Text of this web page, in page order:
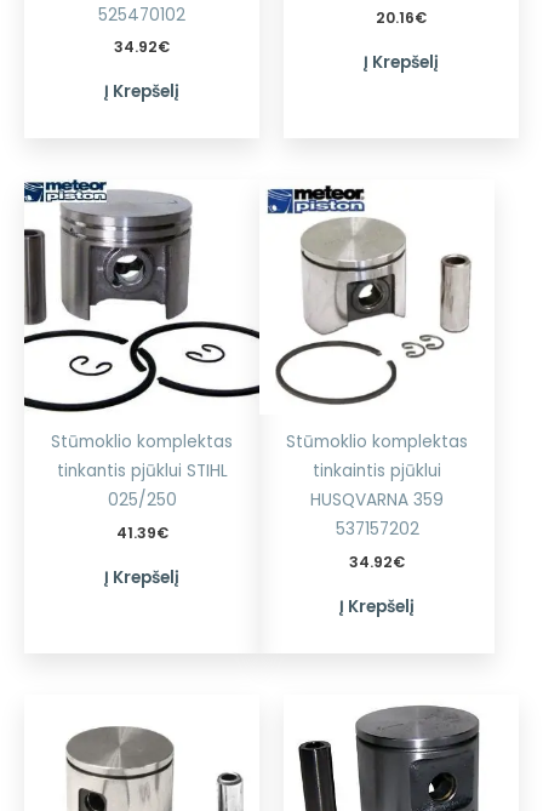
525470102
34.92€
Į Krepšelį
20.16€
Į Krepšelį
Stūmoklio komplektas
tinkantis pjūklui STIHL
025/250
41.39€
Į Krepšelį
Stūmoklio komplektas
tinkaintis pjūklui
HUSQVARNA 359
537157202
34.92€
Į Krepšelį